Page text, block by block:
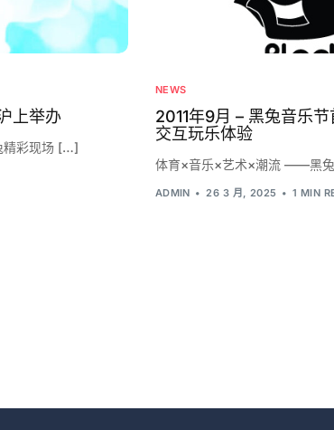
上举办
精彩现场 […]
NEWS
2011年9月 – 黑兔音乐
交互玩乐体验
体育×音乐×艺术×潮流 ——黑
ADMIN 26 3 月, 2025 1 MIN